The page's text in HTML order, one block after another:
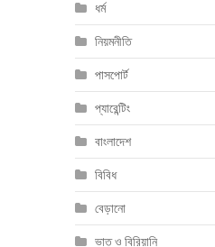
ধর্ম
নিয়মনীতি
পাসপোর্ট
প্যারেন্টিং
বাংলাদেশ
বিবিধ
বেড়ানো
ভাত ও বিরিয়ানি